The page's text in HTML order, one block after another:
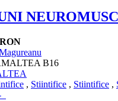
RON
B16
, Stiintifice , Stiintifice ,